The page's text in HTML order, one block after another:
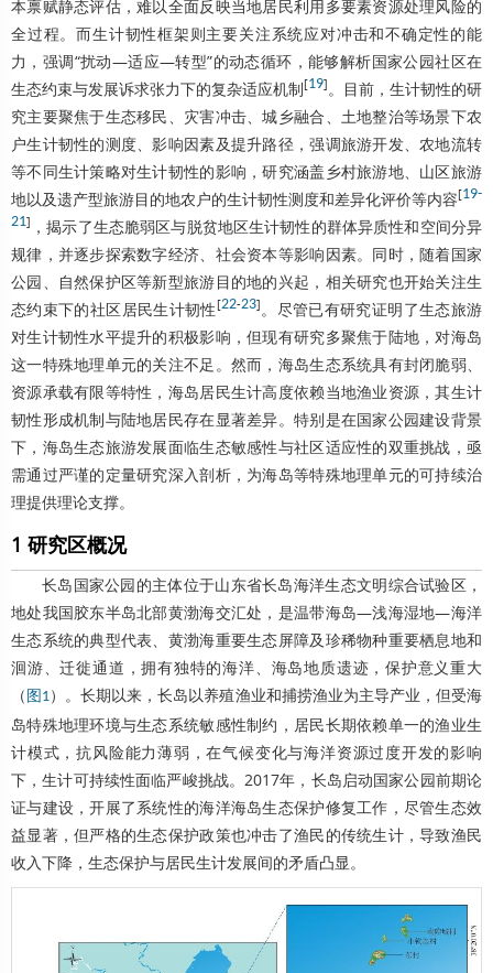
本禀赋静态评估，难以全面反映当地居民利用多要素资源处理风险的
全过程。而生计韧性框架则主要关注系统应对冲击和不确定性的能
力，强调“扰动—适应—转型”的动态循环，能够解析国家公园社区在
生态约束与发展诉求张力下的复杂适应机制[19] 。目前，生计韧性的研
究主要聚焦于生态移民、灾害冲击、城乡融合、土地整治等场景下农
户生计韧性的测度、影响因素及提升路径，强调旅游开发、农地流转
等不同生计策略对生计韧性的影响，研究涵盖乡村旅游地、山区旅游
地以及遗产型旅游目的地农户的生计韧性测度和差异化评价等内容[19-
21] ，揭示了生态脆弱区与脱贫地区生计韧性的群体异质性和空间分异
规律，并逐步探索数字经济、社会资本等影响因素。同时，随着国家
公园、自然保护区等新型旅游目的地的兴起，相关研究也开始关注生
态约束下的社区居民生计韧性 [22-23] 。尽管已有研究证明了生态旅游
对生计韧性水平提升的积极影响，但现有研究多聚焦于陆地，对海岛
这一特殊地理单元的关注不足。然而，海岛生态系统具有封闭脆弱、
资源承载有限等特性，海岛居民生计高度依赖当地渔业资源，其生计
韧性形成机制与陆地居民存在显著差异。特别是在国家公园建设背景
下，海岛生态旅游发展面临生态敏感性与社区适应性的双重挑战，亟
需通过严谨的定量研究深入剖析，为海岛等特殊地理单元的可持续治
理提供理论支撑。
1 研究区概况
长岛国家公园的主体位于山东省长岛海洋生态文明综合试验区，
地处我国胶东半岛北部黄渤海交汇处，是温带海岛—浅海湿地—海洋
生态系统的典型代表、黄渤海重要生态屏障及珍稀物种重要栖息地和
洄游、迁徙通道，拥有独特的海洋、海岛地质遗迹，保护意义重大
（ 图1）。长期以来，长岛以养殖渔业和捕捞渔业为主导产业，但受海
岛特殊地理环境与生态系统敏感性制约，居民长期依赖单一的渔业生
计模式，抗风险能力薄弱，在气候变化与海洋资源过度开发的影响
下，生计可持续性面临严峻挑战。2017年，长岛启动国家公园前期论
证与建设，开展了系统性的海洋海岛生态保护修复工作，尽管生态效
益显著，但严格的生态保护政策也冲击了渔民的传统生计，导致渔民
收入下降，生态保护与居民生计发展间的矛盾凸显。